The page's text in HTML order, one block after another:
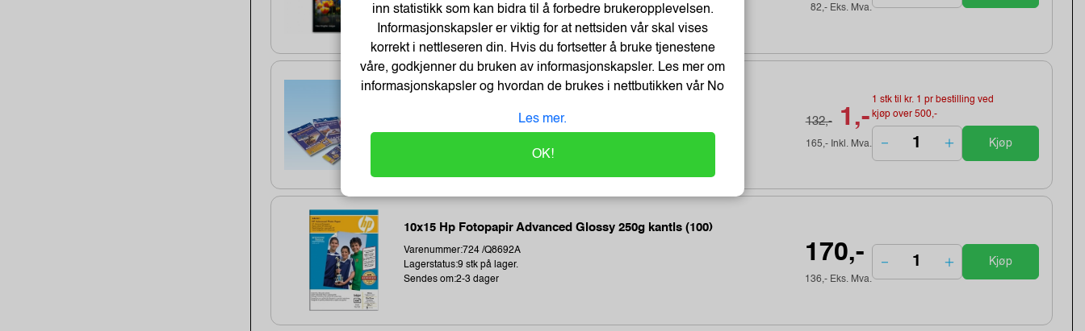
Sendes om:2-3 dager
82,- Eks. Mva.
A6 Fotopapir High Glossy Cast Coated Inkjet 260g (20 stk)
132,- 1,-
165,- Inkl. Mva.
1 stk til kr. 1 pr bestilling ved
kjøp over 500,-
Kjøp
10x15 Hp Fotopapir Advanced Glossy 250g kantls (100)
Varenummer:724 /Q8692A
Lagerstatus:9 stk på lager.
Sendes om:2-3 dager
170,-
136,- Eks. Mva.
Kjøp
inn statistikk som kan bidra til å forbedre brukeropplevelsen.
Informasjonskapsler er viktig for at nettsiden vår skal vises
korrekt i nettleseren din. Hvis du fortsetter å bruke tjenestene
våre, godkjenner du bruken av informasjonskapsler. Les mer om
informasjonskapsler og hvordan de brukes i nettbutikken vårNo
Les mer.
OK!